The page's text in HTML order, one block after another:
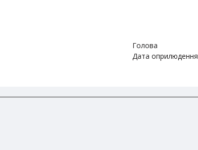
Голова
Дата оприлюдення